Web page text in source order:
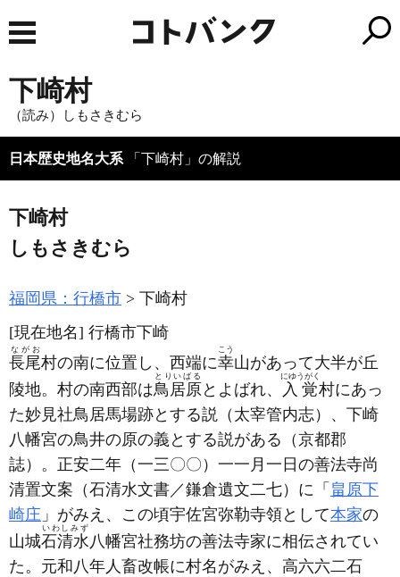
下崎村
（読み）しもさきむら
日本歴史地名大系 「下崎村」の解説
下崎村
しもさきむら
福岡県：行橋市
下崎村
[現在地名] 行橋市下崎
長尾
ながお
村の南に位置し、西端に幸
こう
山があって大半が丘
陵地。村の南西部は鳥居原
とりいばる
とよばれ、 入覚
にゆうがく
村にあっ
た妙見社鳥居馬場跡とする説 （太宰管内志） 、下崎
八幡宮の鳥井の原の義とする説がある （京都郡
誌） 。正安二年 （一三〇〇） 一一月一日の善法寺尚
清置文案 （石清水文書／鎌倉遺文二七） に「 畠原下
崎庄 」がみえ、この頃宇佐宮弥勒寺領として本家の
山城石清水
いわしみず
八幡宮社務坊の善法寺家に相伝されてい
た。元和八年人畜改帳に村名がみえ、高六六二石